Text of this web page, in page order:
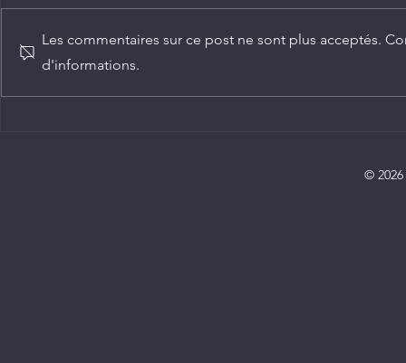
Les commentaires sur ce post ne sont plus acceptés.
d'informations.
©